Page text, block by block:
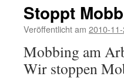
Stoppt
Veröffentlicht am 2010-
Mobbing am
Wir stoppen